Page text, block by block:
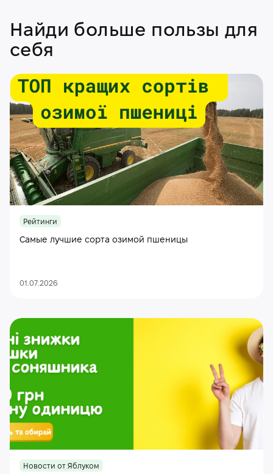
Найди больше пользы для
себя
Рейтинги
Самые лучшие сорта озимой пшеницы
01.07.2026
Новости от Яблуком